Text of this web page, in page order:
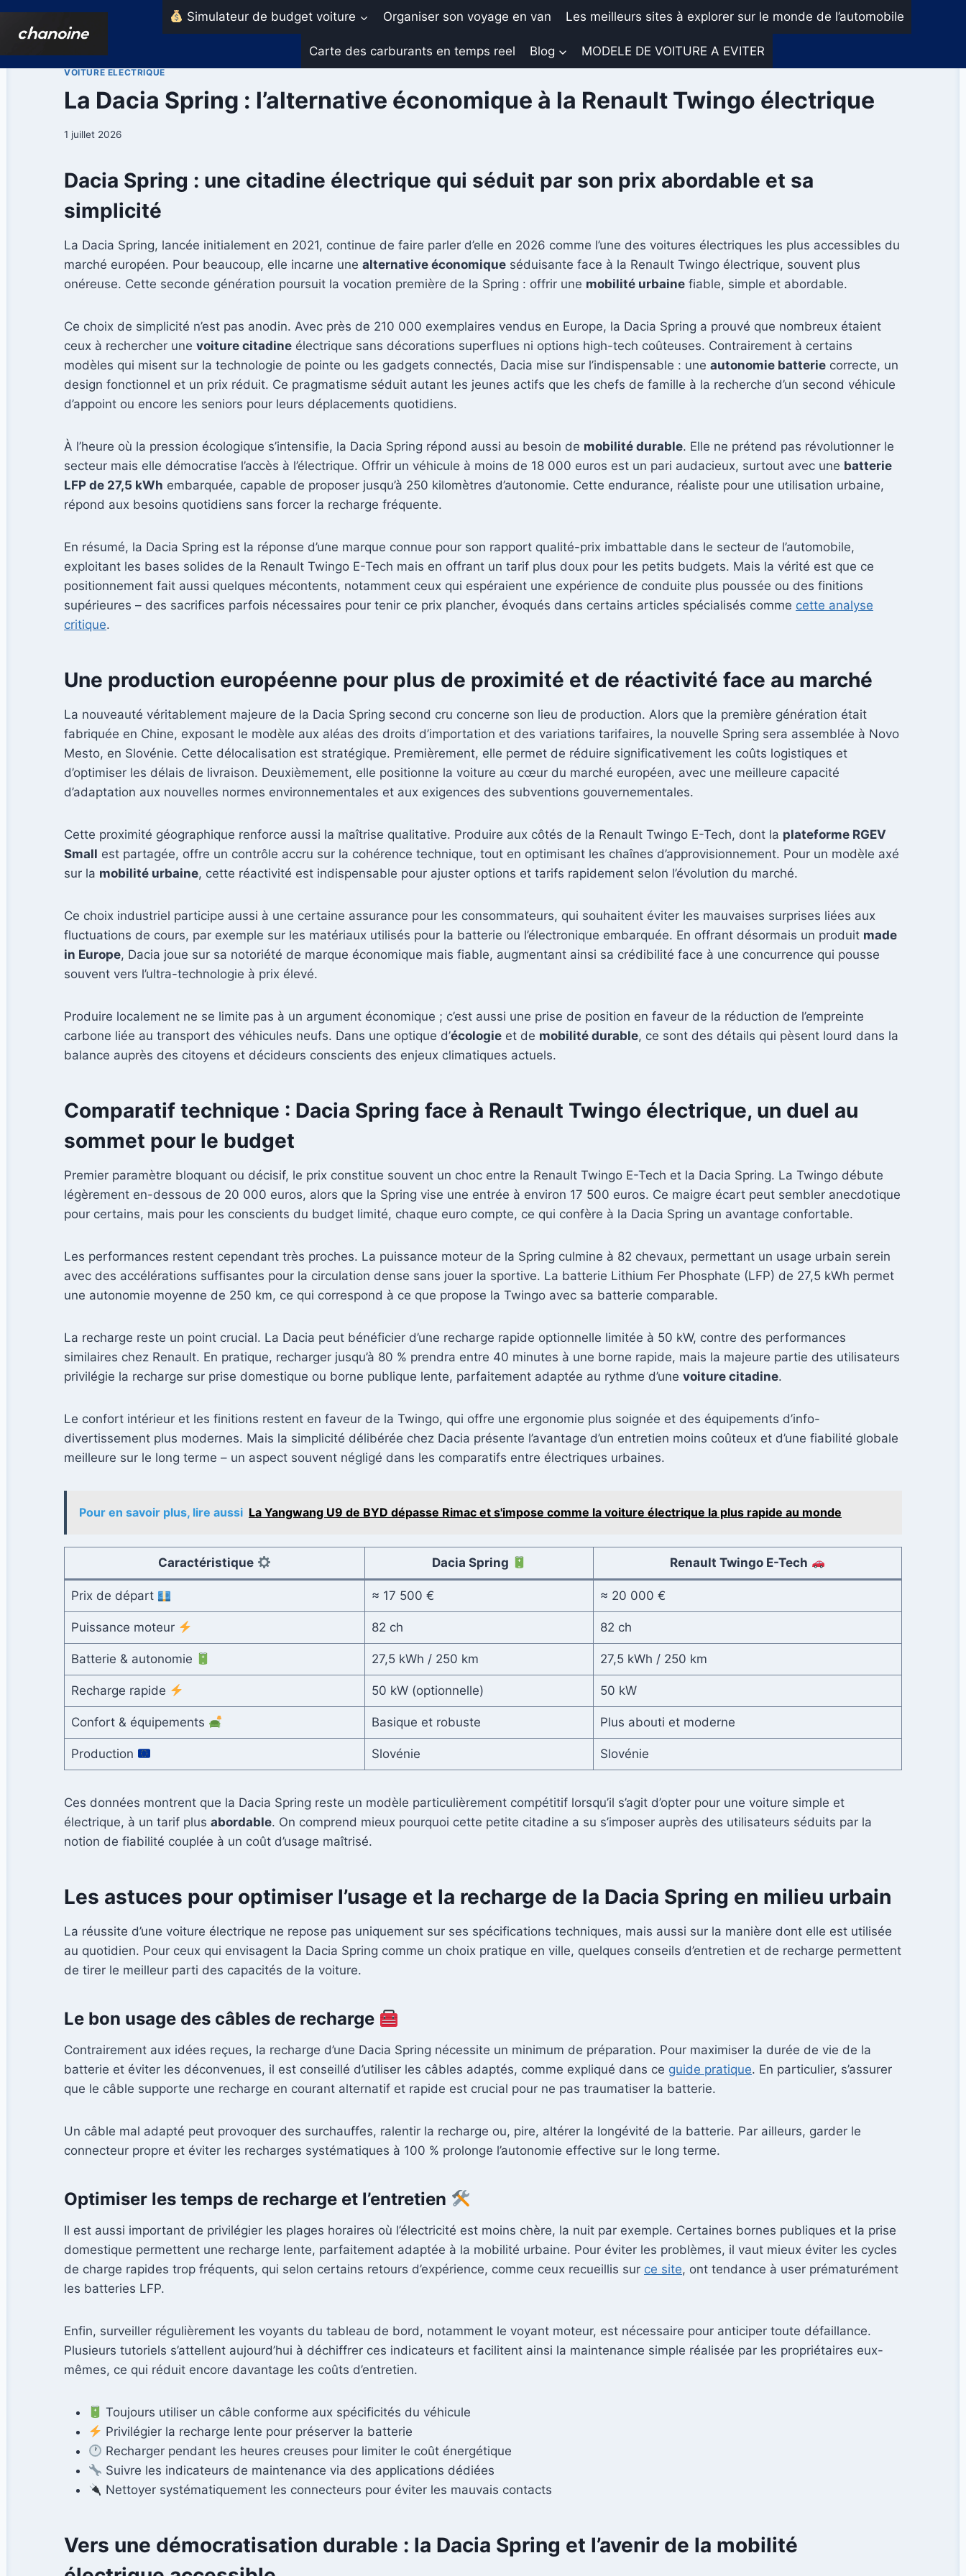
Aller
Simulateur de budget voiture Organiser son voyage en van Les meilleurs sites à explorer sur le monde de l’automobile
Carte des carburants en temps reel Blog MODELE DE VOITURE A EVITER
VOITURE ELECTRIQUE
La Dacia Spring : l’alternative économique à la Renault Twingo électrique
1 juillet 2026
Dacia Spring : une citadine électrique qui séduit par son prix abordable et sa
simplicité
La Dacia Spring, lancée initialement en 2021, continue de faire parler d’elle en 2026 comme l’une des voitures électriques les plus accessibles du
marché européen. Pour beaucoup, elle incarne une alternative économique séduisante face à la Renault Twingo électrique, souvent plus
onéreuse. Cette seconde génération poursuit la vocation première de la Spring : offrir une mobilité urbaine fiable, simple et abordable.
Ce choix de simplicité n’est pas anodin. Avec près de 210 000 exemplaires vendus en Europe, la Dacia Spring a prouvé que nombreux étaient
ceux à rechercher une voiture citadine électrique sans décorations superflues ni options high-tech coûteuses. Contrairement à certains
modèles qui misent sur la technologie de pointe ou les gadgets connectés, Dacia mise sur l’indispensable : une autonomie batterie correcte, un
design fonctionnel et un prix réduit. Ce pragmatisme séduit autant les jeunes actifs que les chefs de famille à la recherche d’un second véhicule
d’appoint ou encore les seniors pour leurs déplacements quotidiens.
À l’heure où la pression écologique s’intensifie, la Dacia Spring répond aussi au besoin de mobilité durable. Elle ne prétend pas révolutionner le
secteur mais elle démocratise l’accès à l’électrique. Offrir un véhicule à moins de 18 000 euros est un pari audacieux, surtout avec une batterie
LFP de 27,5 kWh embarquée, capable de proposer jusqu’à 250 kilomètres d’autonomie. Cette endurance, réaliste pour une utilisation urbaine,
répond aux besoins quotidiens sans forcer la recharge fréquente.
En résumé, la Dacia Spring est la réponse d’une marque connue pour son rapport qualité-prix imbattable dans le secteur de l’automobile,
exploitant les bases solides de la Renault Twingo E-Tech mais en offrant un tarif plus doux pour les petits budgets. Mais la vérité est que ce
positionnement fait aussi quelques mécontents, notamment ceux qui espéraient une expérience de conduite plus poussée ou des finitions
supérieures – des sacrifices parfois nécessaires pour tenir ce prix plancher, évoqués dans certains articles spécialisés comme cette analyse
critique.
Une production européenne pour plus de proximité et de réactivité face au marché
La nouveauté véritablement majeure de la Dacia Spring second cru concerne son lieu de production. Alors que la première génération était
fabriquée en Chine, exposant le modèle aux aléas des droits d’importation et des variations tarifaires, la nouvelle Spring sera assemblée à Novo
Mesto, en Slovénie. Cette délocalisation est stratégique. Premièrement, elle permet de réduire significativement les coûts logistiques et
d’optimiser les délais de livraison. Deuxièmement, elle positionne la voiture au cœur du marché européen, avec une meilleure capacité
d’adaptation aux nouvelles normes environnementales et aux exigences des subventions gouvernementales.
Cette proximité géographique renforce aussi la maîtrise qualitative. Produire aux côtés de la Renault Twingo E-Tech, dont la plateforme RGEV
Small est partagée, offre un contrôle accru sur la cohérence technique, tout en optimisant les chaînes d’approvisionnement. Pour un modèle axé
sur la mobilité urbaine, cette réactivité est indispensable pour ajuster options et tarifs rapidement selon l’évolution du marché.
Ce choix industriel participe aussi à une certaine assurance pour les consommateurs, qui souhaitent éviter les mauvaises surprises liées aux
fluctuations de cours, par exemple sur les matériaux utilisés pour la batterie ou l’électronique embarquée. En offrant désormais un produit made
in Europe, Dacia joue sur sa notoriété de marque économique mais fiable, augmentant ainsi sa crédibilité face à une concurrence qui pousse
souvent vers l’ultra-technologie à prix élevé.
Produire localement ne se limite pas à un argument économique ; c’est aussi une prise de position en faveur de la réduction de l’empreinte
carbone liée au transport des véhicules neufs. Dans une optique d’écologie et de mobilité durable, ce sont des détails qui pèsent lourd dans la
balance auprès des citoyens et décideurs conscients des enjeux climatiques actuels.
Comparatif technique : Dacia Spring face à Renault Twingo électrique, un duel au
sommet pour le budget
Premier paramètre bloquant ou décisif, le prix constitue souvent un choc entre la Renault Twingo E-Tech et la Dacia Spring. La Twingo débute
légèrement en-dessous de 20 000 euros, alors que la Spring vise une entrée à environ 17 500 euros. Ce maigre écart peut sembler anecdotique
pour certains, mais pour les conscients du budget limité, chaque euro compte, ce qui confère à la Dacia Spring un avantage confortable.
Les performances restent cependant très proches. La puissance moteur de la Spring culmine à 82 chevaux, permettant un usage urbain serein
avec des accélérations suffisantes pour la circulation dense sans jouer la sportive. La batterie Lithium Fer Phosphate (LFP) de 27,5 kWh permet
une autonomie moyenne de 250 km, ce qui correspond à ce que propose la Twingo avec sa batterie comparable.
La recharge reste un point crucial. La Dacia peut bénéficier d’une recharge rapide optionnelle limitée à 50 kW, contre des performances
similaires chez Renault. En pratique, recharger jusqu’à 80 % prendra entre 40 minutes à une borne rapide, mais la majeure partie des utilisateurs
privilégie la recharge sur prise domestique ou borne publique lente, parfaitement adaptée au rythme d’une voiture citadine.
Le confort intérieur et les finitions restent en faveur de la Twingo, qui offre une ergonomie plus soignée et des équipements d’info-
divertissement plus modernes. Mais la simplicité délibérée chez Dacia présente l’avantage d’un entretien moins coûteux et d’une fiabilité globale
meilleure sur le long terme – un aspect souvent négligé dans les comparatifs entre électriques urbaines.
Pour en savoir plus, lire aussi La Yangwang U9 de BYD dépasse Rimac et s'impose comme la voiture électrique la plus rapide au monde
Caractéristique Dacia Spring Renault Twingo E-Tech
Prix de départ ≈ 17 500 € ≈ 20 000 €
Puissance moteur 82 ch 82 ch
Batterie & autonomie 27,5 kWh / 250 km 27,5 kWh / 250 km
Recharge rapide 50 kW (optionnelle) 50 kW
Confort & équipements Basique et robuste Plus abouti et moderne
Production Slovénie Slovénie
Ces données montrent que la Dacia Spring reste un modèle particulièrement compétitif lorsqu’il s’agit d’opter pour une voiture simple et
électrique, à un tarif plus abordable. On comprend mieux pourquoi cette petite citadine a su s’imposer auprès des utilisateurs séduits par la
notion de fiabilité couplée à un coût d’usage maîtrisé.
Les astuces pour optimiser l’usage et la recharge de la Dacia Spring en milieu urbain
La réussite d’une voiture électrique ne repose pas uniquement sur ses spécifications techniques, mais aussi sur la manière dont elle est utilisée
au quotidien. Pour ceux qui envisagent la Dacia Spring comme un choix pratique en ville, quelques conseils d’entretien et de recharge permettent
de tirer le meilleur parti des capacités de la voiture.
Le bon usage des câbles de recharge
Contrairement aux idées reçues, la recharge d’une Dacia Spring nécessite un minimum de préparation. Pour maximiser la durée de vie de la
batterie et éviter les déconvenues, il est conseillé d’utiliser les câbles adaptés, comme expliqué dans ce guide pratique. En particulier, s’assurer
que le câble supporte une recharge en courant alternatif et rapide est crucial pour ne pas traumatiser la batterie.
Un câble mal adapté peut provoquer des surchauffes, ralentir la recharge ou, pire, altérer la longévité de la batterie. Par ailleurs, garder le
connecteur propre et éviter les recharges systématiques à 100 % prolonge l’autonomie effective sur le long terme.
Optimiser les temps de recharge et l’entretien
Il est aussi important de privilégier les plages horaires où l’électricité est moins chère, la nuit par exemple. Certaines bornes publiques et la prise
domestique permettent une recharge lente, parfaitement adaptée à la mobilité urbaine. Pour éviter les problèmes, il vaut mieux éviter les cycles
de charge rapides trop fréquents, qui selon certains retours d’expérience, comme ceux recueillis sur ce site, ont tendance à user prématurément
les batteries LFP.
Enfin, surveiller régulièrement les voyants du tableau de bord, notamment le voyant moteur, est nécessaire pour anticiper toute défaillance.
Plusieurs tutoriels s’attellent aujourd’hui à déchiffrer ces indicateurs et facilitent ainsi la maintenance simple réalisée par les propriétaires eux-
mêmes, ce qui réduit encore davantage les coûts d’entretien.
Toujours utiliser un câble conforme aux spécificités du véhicule
Privilégier la recharge lente pour préserver la batterie
Recharger pendant les heures creuses pour limiter le coût énergétique
Suivre les indicateurs de maintenance via des applications dédiées
Nettoyer systématiquement les connecteurs pour éviter les mauvais contacts
Vers une démocratisation durable : la Dacia Spring et l’avenir de la mobilité